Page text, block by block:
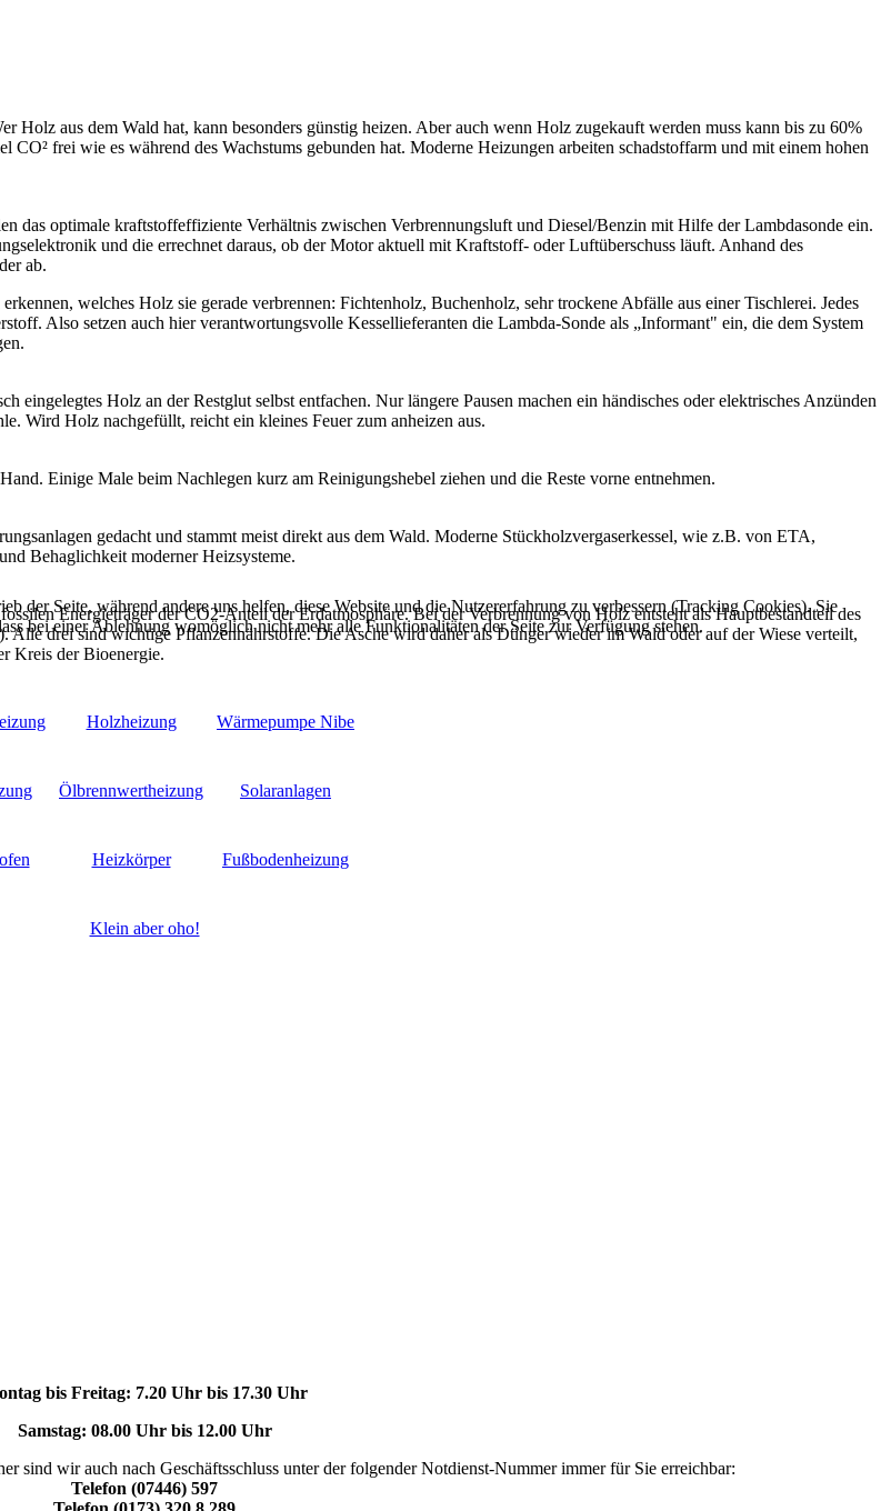
Holz aus dem Wald hat, kann besonders günstig heizen. Aber auch wenn Holz zugekauft werden muss kann bis zu 60%
frei wie es während des Wachstums gebunden hat. Moderne Heizungen arbeiten schadstoffarm und mit einem hohen
das optimale kraftstoffeffiziente Verhältnis zwischen Verbrennungsluft und Diesel/Benzin mit Hilfe der Lambdasonde ein.
und die errechnet daraus, ob der Motor aktuell mit Kraftstoff- oder Luftüberschuss läuft. Anhand des
ab.
welches Holz sie gerade verbrennen: Fichtenholz, Buchenholz, sehr trockene Abfälle aus einer Tischlerei. Jedes
Also setzen auch hier verantwortungsvolle Kessellieferanten die Lambda-Sonde als „Informant" ein, die dem System
eingelegtes Holz an der Restglut selbst entfachen. Nur längere Pausen machen ein händisches oder elektrisches Anzünden
Wird Holz nachgefüllt, reicht ein kleines Feuer zum anheizen aus.
Einige Male beim Nachlegen kurz am Reinigungshebel ziehen und die Reste vorne entnehmen.
gedacht und stammt meist direkt aus dem Wald. Moderne Stückholzvergaserkessel, wie z.B. von ETA,
Behaglichkeit moderner Heizsysteme.
Energieträger der CO2-Anteil der Erdatmosphäre. Bei der Verbrennung von Holz entsteht als Hauptbestandteil des
drei sind wichtige Pflanzennährstoffe. Die Asche wird daher als Dünger wieder im Wald oder auf der Wiese verteilt,
Kreis der Bioenergie.
Holzheizung Wärmepumpe Nibe
Ölbrennwertheizung Solaranlagen
Heizkörper Fußbodenheizung
Klein aber oho!
bis Freitag: 7.20 Uhr bis 17.30 Uhr
Samstag: 08.00 Uhr bis 12.00 Uhr
sind wir auch nach Geschäftsschluss unter der folgender Notdienst-Nummer immer für Sie erreichbar:
Telefon (07446) 597
der Seite, während andere uns helfen, diese Website und die Nutzererfahrung zu verbessern (Tracking Cookies). Sie
bei einer Ablehnung womöglich nicht mehr alle Funktionalitäten der Seite zur Verfügung stehen.